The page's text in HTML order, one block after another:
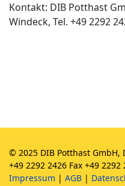
Kontakt: DIB Potthast
Windeck, Tel. +49 2292
© 2025 DIB Potthast GmbH,
+49 2292 2426 Fax +49
Impressum | AGB |